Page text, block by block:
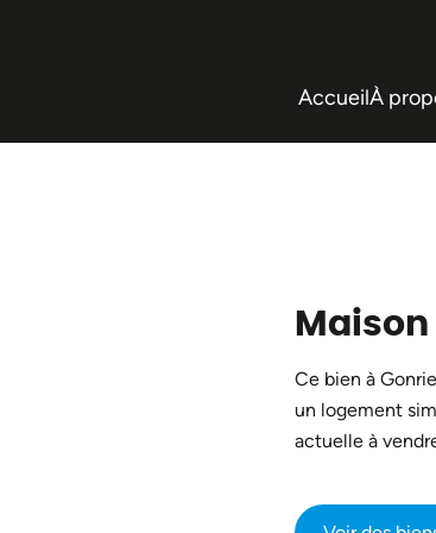
AccueilÀ
Maison
Ce bien à
un logement
actuelle à